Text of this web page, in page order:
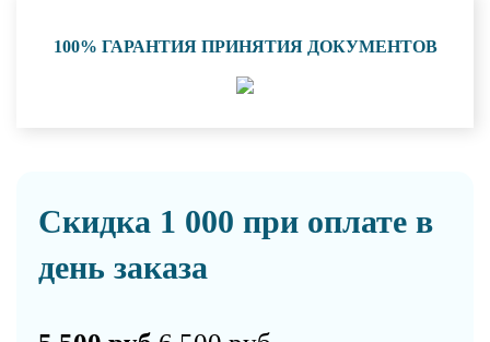
100% ГАРАНТИЯ ПРИНЯТИЯ ДОКУМЕНТОВ
Скидка 1 000 при оплате в
день заказа